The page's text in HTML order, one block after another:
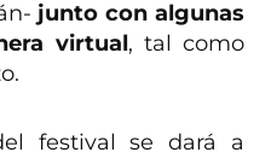
junto con algunas
virtual, tal como
festival se dará a